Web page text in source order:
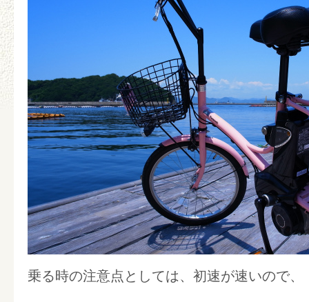
乗る時の注意点としては、初速が速いので、